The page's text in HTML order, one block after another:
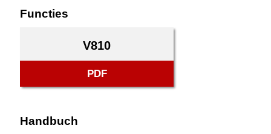
Functies
V810
PDF
Handbuch